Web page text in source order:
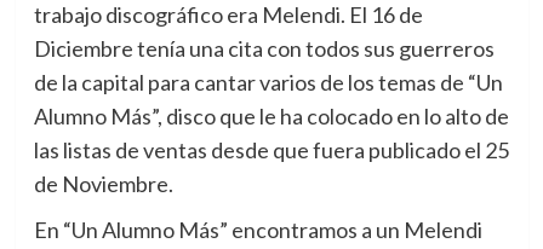
trabajo discográfico era Melendi. El 16 de
Diciembre tenía una cita con todos sus guerreros
de la capital para cantar varios de los temas de “Un
Alumno Más”, disco que le ha colocado en lo alto de
las listas de ventas desde que fuera publicado el 25
de Noviembre.
En “Un Alumno Más” encontramos a un Melendi